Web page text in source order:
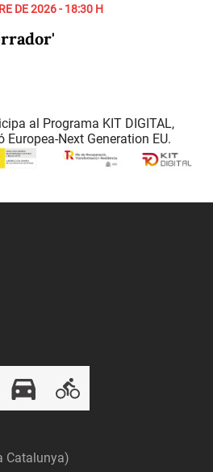
DE 2026 - 18:30 H
al Programa KIT DIGITAL,
Next Generation EU.
Catalunya)